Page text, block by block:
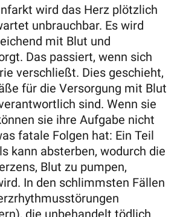
wird das Herz plötzlich
unbrauchbar. Es wird
mit Blut und
Das passiert, wenn sich
verschließt. Dies geschieht,
für die Versorgung mit Blut
sind. Wenn sie
sie ihre Aufgabe nicht
fatale Folgen hat: Ein Teil
kann absterben, wodurch die
Blut zu pumpen,
In den schlimmsten Fällen
die unbehandelt tödlich